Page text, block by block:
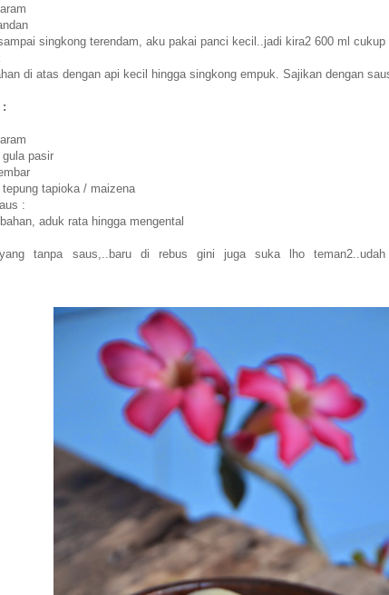
singkong terendam, aku pakai panci kecil..jadi kira2 600 ml cukup
di atas dengan api kecil hingga singkong empuk. Sajikan dengan
:
pasir
tapioka / maizena
:
aduk rata hingga mengental
tanpa saus,..baru di rebus gini juga suka lho